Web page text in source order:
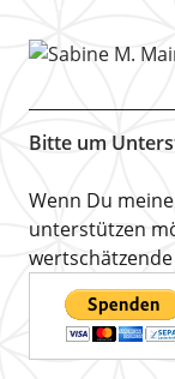
Bitte um
Wenn Du meine
unterstützen